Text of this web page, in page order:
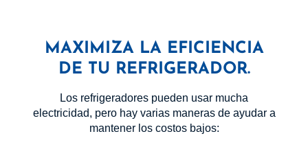
MAXIMIZA LA EFICIENCIA
DE TU REFRIGERADOR.
Los refrigeradores pueden usar mucha
electricidad, pero hay varias maneras de ayudar a
mantener los costos bajos: